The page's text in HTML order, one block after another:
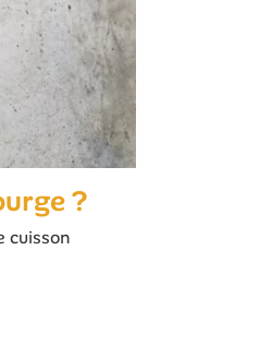
?
cuisson